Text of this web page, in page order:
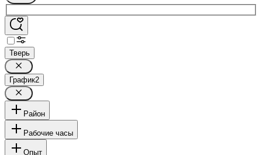
Тверь
График2
Район
Рабочие часы
Опыт